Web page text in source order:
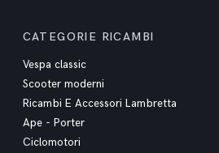
CATEGORIE RICAMBI
Vespa classic
Scooter moderni
Ricambi E Accessori Lambretta
Ape - Porter
Ciclomotori